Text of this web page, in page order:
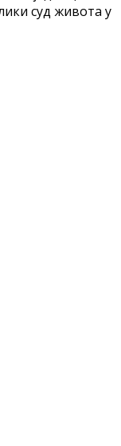
суд живота у